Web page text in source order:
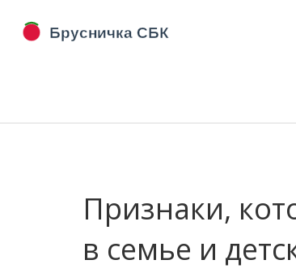
Признаки,
в семье и